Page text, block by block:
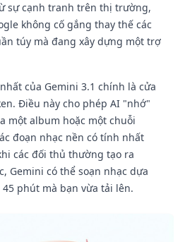
sự cạnh tranh trên thị trường,
không cố gắng thay thế các
túy mà đang xây dựng một trợ
của Gemini 3.1 chính là cửa
Điều này cho phép AI "nhớ"
một album hoặc một chuỗi
đoạn nhạc nền có tính nhất
các đối thủ thường tạo ra
Gemini có thể soạn nhạc dựa
phút mà bạn vừa tải lên.